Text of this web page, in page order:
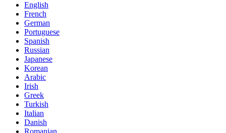
English
French
German
Portuguese
Spanish
Russian
Japanese
Korean
Arabic
Irish
Greek
Turkish
Italian
Danish
Romanian